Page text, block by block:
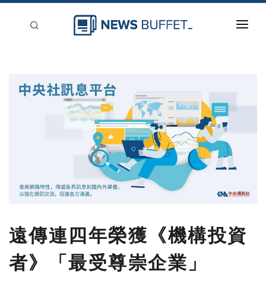
遠傳連四年榮獲《機構投資
者》「最受尊崇企業」